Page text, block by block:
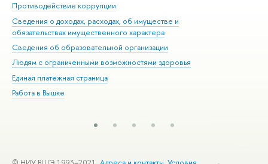
Противодействие коррупции
Сведения о доходах, расходах, об имуществе и
обязательствах имущественного характера
Сведения об образовательной организации
Людям с ограниченными возможностями здоровья
Единая платежная страница
Работа в Вышке